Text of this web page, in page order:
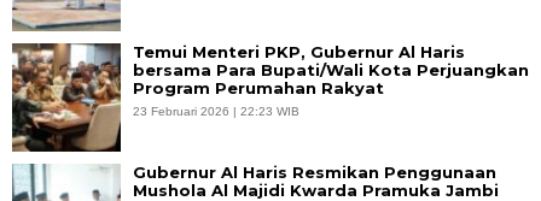
Temui Menteri PKP, Gubernur Al Haris
bersama Para Bupati/Wali Kota Perjuangkan
Program Perumahan Rakyat
23 Februari 2026 | 22:23 WIB
Gubernur Al Haris Resmikan Penggunaan
Mushola Al Majidi Kwarda Pramuka Jambi